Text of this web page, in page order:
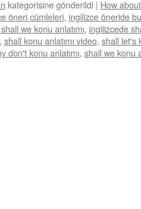
kategorisine gönderildi | How
öneri cümleleri, ingilizce öneride
we konu anlatımı, ingilizcede
, shall konu anlatımı video, shall let's
don't konu anlatımı, shall we konu